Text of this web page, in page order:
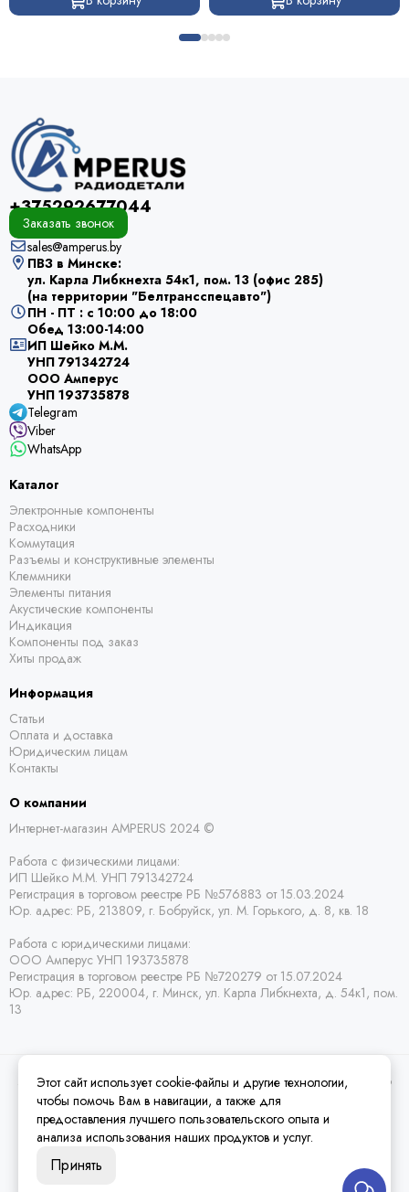
+375292677044
Заказать звонок
sales@amperus.by
ПВЗ в Минске:
ул. Карла Либкнехта 54к1, пом. 13 (офис 285)
(на территории "Белтрансспецавто")
ПН - ПТ : с 10:00 до 18:00
Обед 13:00-14:00
ИП Шейко М.М.
УНП 791342724
ООО Амперус
УНП 193735878
Telegram
Viber
WhatsApp
Каталог
Электронные компоненты
Расходники
Коммутация
Разъемы и конструктивные элементы
Клеммники
Элементы питания
Акустические компоненты
Индикация
Компоненты под заказ
Хиты продаж
Информация
Статьи
Оплата и доставка
Юридическим лицам
Контакты
О компании
Интернет-магазин AMPERUS 2024 ©
Работа с физическими лицами:
ИП Шейко М.М. УНП 791342724
Регистрация в торговом реестре РБ №576883 от 15.03.2024
Юр. адрес: РБ, 213809, г. Бобруйск, ул. М. Горького, д. 8, кв. 18
Работа с юридическими лицами:
ООО Амперус УНП 193735878
Регистрация в торговом реестре РБ №720279 от 15.07.2024
Юр. адрес: РБ, 220004, г. Минск, ул. Карла Либкнехта, д. 54к1, пом.
13
2026 © Amperus Радиодетали Минск | купить в розницу, оптом и почтой по
Беларуси.Карта сайта
Этот сайт использует cookie-файлы и другие технологии,
чтобы помочь Вам в навигации, а также для
предоставления лучшего пользовательского опыта и
анализа использования наших продуктов и услуг.
Принять